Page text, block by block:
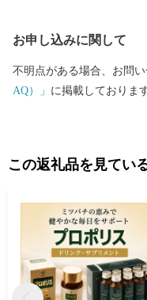
お申し込みに関して
不明点がある場合、お問
AQ）」 に掲載しておりま
この返礼品を見てい